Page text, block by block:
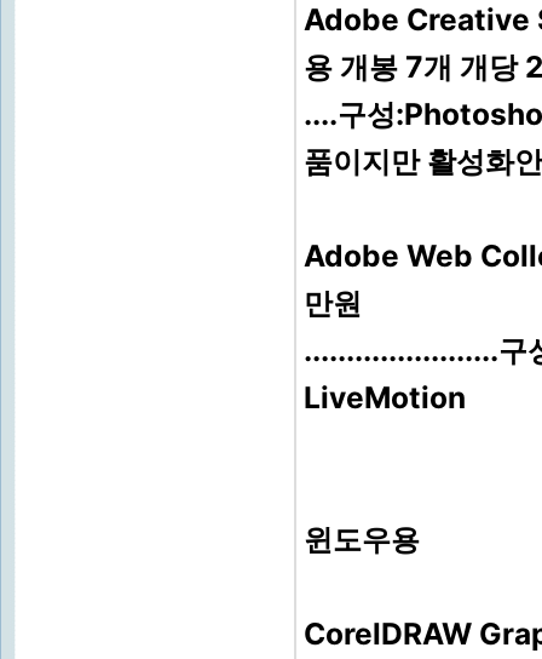
Adobe Creative
용 개봉 7개 개당
....구성
품이지만 활성화
Adobe Web
만원
.......................
LiveMotion
윈도우용
CorelDRAW